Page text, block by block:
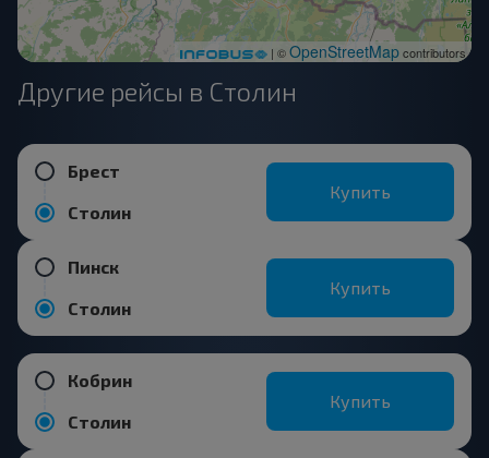
| ©OpenStreetMapcontributors
Другие рейсы в Столин
Брест
Столин
Купить
Пинск
Столин
Купить
Кобрин
Столин
Купить